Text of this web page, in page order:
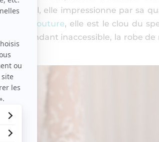
travail, elle impressionne par sa
haute couture, elle est le clou du
Cependant inaccessible, la robe de